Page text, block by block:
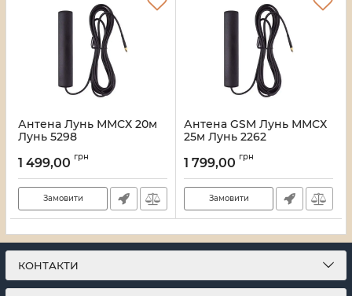
Антена Лунь ММСХ 20м
Лунь 5298
1 499,00 грн
Замовити
Антена GSM Лунь ММСХ
25м Лунь 2262
1 799,00 грн
Замовити
КОНТАКТИ